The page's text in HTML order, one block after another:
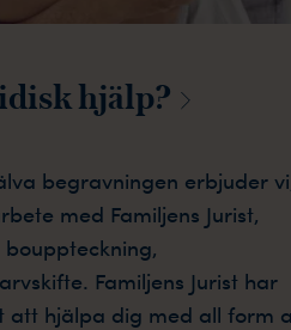
hjälp?
begravningen erbjuder
med Familjens Jurist,
Familjens Jurist har
att hjälpa dig med all form